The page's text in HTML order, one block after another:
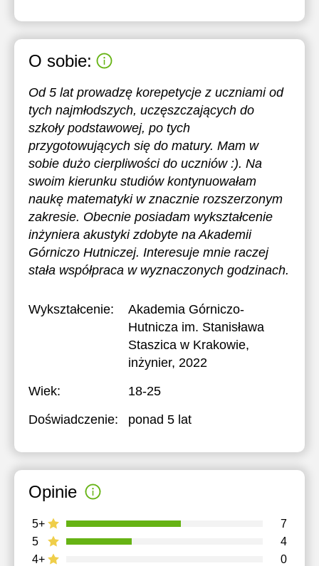
O sobie:
Od 5 lat prowadzę korepetycje z uczniami od
tych najmłodszych, uczęszczających do
szkoły podstawowej, po tych
przygotowujących się do matury. Mam w
sobie dużo cierpliwości do uczniów :). Na
swoim kierunku studiów kontynuowałam
naukę matematyki w znacznie rozszerzonym
zakresie. Obecnie posiadam wykształcenie
inżyniera akustyki zdobyte na Akademii
Górniczo Hutniczej. Interesuje mnie raczej
stała współpraca w wyznaczonych godzinach.
Wykształcenie:
Akademia Górniczo-
Hutnicza im. Stanisława
Staszica w Krakowie,
inżynier, 2022
Wiek:
18-25
Doświadczenie:
ponad 5 lat
Opinie
4+ 0
5 4
5+ 7